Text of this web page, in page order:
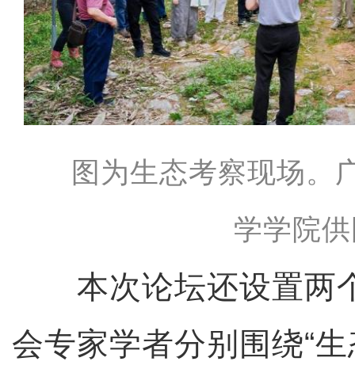
图为生态考察现场。
学学院
本次论坛还设置两
会专家学者分别围绕“